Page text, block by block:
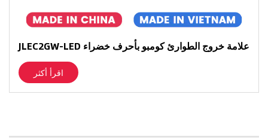
JLEC2GW-LED علامة خروج الطوارئ كومبو بأحرف خضراء
اقرأ أكثر